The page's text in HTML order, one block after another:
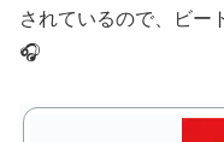
されているので、ビー
🎧